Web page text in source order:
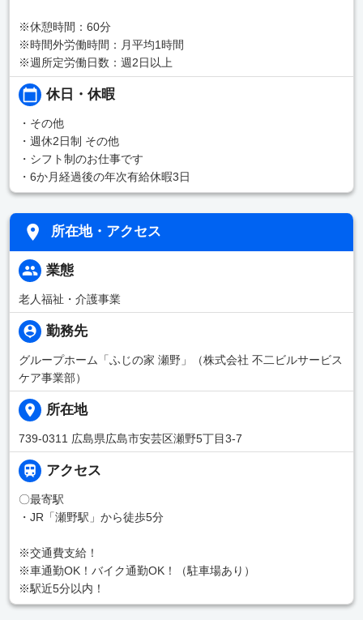
※休憩時間：60分
※時間外労働時間：月平均1時間
※週所定労働日数：週2日以上
休日・休暇
・その他
・週休2日制 その他
・シフト制のお仕事です
・6か月経過後の年次有給休暇3日
所在地・アクセス
業態
老人福祉・介護事業
勤務先
グループホーム「ふじの家 瀬野」（株式会社 不二ビルサービス
ケア事業部）
所在地
739-0311 広島県広島市安芸区瀬野5丁目3-7
アクセス
〇最寄駅
・JR「瀬野駅」から徒歩5分
※交通費支給！
※車通勤OK！バイク通勤OK！（駐車場あり）
※駅近5分以内！